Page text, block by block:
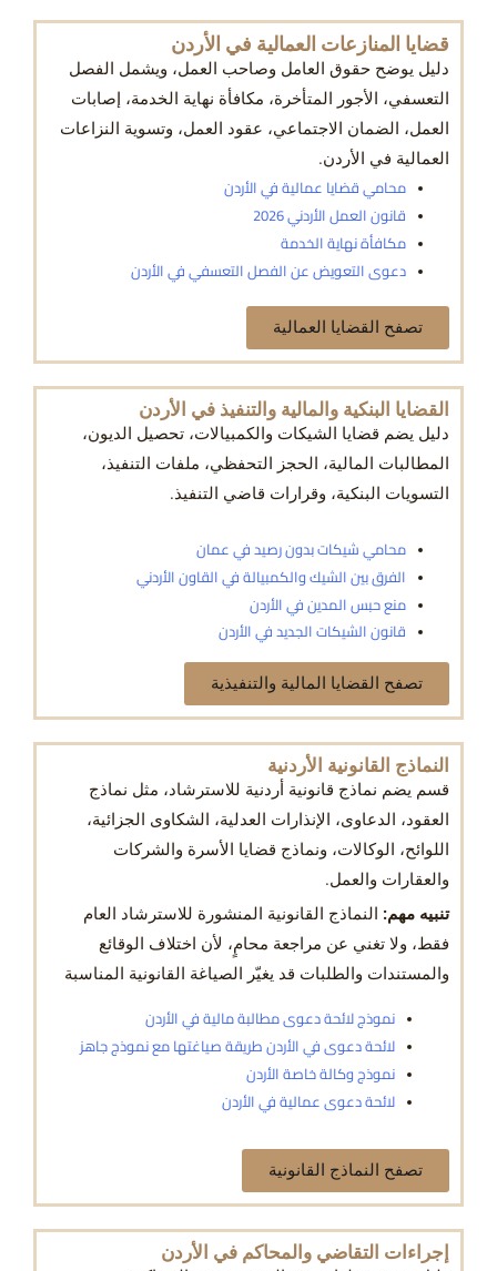
قضايا المنازعات العمالية في الأردن
دليل يوضح حقوق العامل وصاحب العمل، ويشمل الفصل
التعسفي، الأجور المتأخرة، مكافأة نهاية الخدمة، إصابات
العمل، الضمان الاجتماعي، عقود العمل، وتسوية النزاعات
العمالية في الأردن.
محامي قضايا عمالية في الأردن
قانون العمل الأردني 2026
مكافأة نهاية الخدمة
دعوى التعويض عن الفصل التعسفي في الأردن
تصفح القضايا العمالية
القضايا البنكية والمالية والتنفيذ في الأردن
دليل يضم قضايا الشيكات والكمبيالات، تحصيل الديون،
المطالبات المالية، الحجز التحفظي، ملفات التنفيذ،
التسويات البنكية، وقرارات قاضي التنفيذ.
محامي شيكات بدون رصيد في عمان
الفرق بين الشيك والكمبيالة في القاون الأردني
منع حبس المدين في الأردن
قانون الشيكات الجديد في الأردن
تصفح القضايا المالية والتنفيذية
النماذج القانونية الأردنية
قسم يضم نماذج قانونية أردنية للاسترشاد، مثل نماذج
العقود، الدعاوى، الإنذارات العدلية، الشكاوى الجزائية،
اللوائح، الوكالات، ونماذج قضايا الأسرة والشركات
والعقارات والعمل.
تنبيه مهم: النماذج القانونية المنشورة للاسترشاد العام
فقط، ولا تغني عن مراجعة محامٍ، لأن اختلاف الوقائع
والمستندات والطلبات قد يغيّر الصياغة القانونية المناسبة
نموذج لائحة دعوى مطالبة مالية في الأردن
لائحة دعوى في الأردن طريقة صياغتها مع نموذج جاهز
نموذج وكالة خاصة الأردن
لائحة دعوى عمالية في الأردن
تصفح النماذج القانونية
إجراءات التقاضي والمحاكم في الأردن